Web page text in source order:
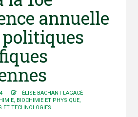
annuelle
ÉLISE BACHANT-LAGACÉ
BIOCHIMIE ET PHYSIQUE
ET TECHNOLOGIES